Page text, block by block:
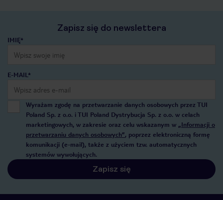
Zapisz się do newslettera
IMIĘ*
E-MAIL*
Wyrażam zgodę na przetwarzanie danych osobowych przez TUI
Poland Sp. z o.o. i TUI Poland Dystrybucja Sp. z o.o. w celach
marketingowych, w zakresie oraz celu wskazanym w „Informacji o
przetwarzaniu danych osobowych”, poprzez elektroniczną formę
komunikacji (e-mail), także z użyciem tzw. automatycznych
systemów wywołujących.
Zapisz się